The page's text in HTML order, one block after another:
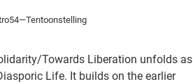
Towards Liberation unfolds as
Life. It builds on the earlier